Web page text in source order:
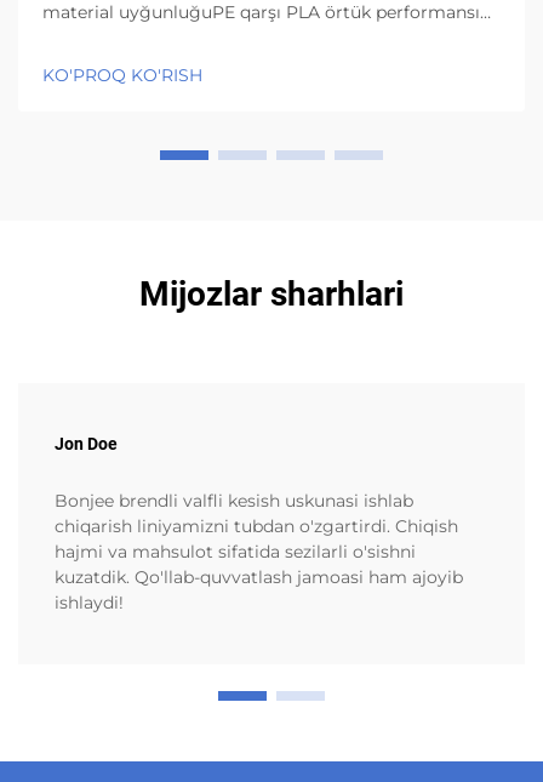
material uyğunluğuPE qarşı PLA örtük performansı
dərəcə Selsiyadan yuxarı olsa belə nəmliyi xaric
KO'PROQ KO'RISH
Mijozlar sharhlari
Jon Doe
Bonjee brendli valfli kesish uskunasi ishlab
chiqarish liniyamizni tubdan o'zgartirdi. Chiqish
hajmi va mahsulot sifatida sezilarli o'sishni
kuzatdik. Qo'llab-quvvatlash jamoasi ham ajoyib
ishlaydi!